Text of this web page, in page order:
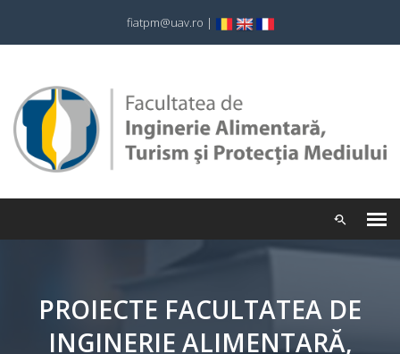
fiatpm@uav.ro |
PROIECTE FACULTATEA DE
INGINERIE ALIMENTARĂ,